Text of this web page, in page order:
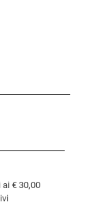
€ 30,00